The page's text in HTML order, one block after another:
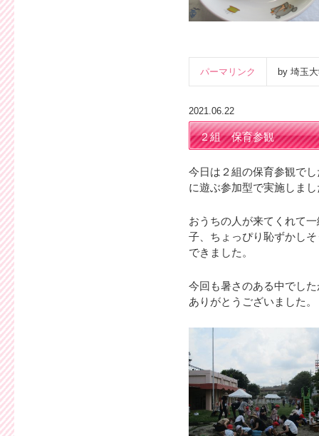
パーマリンク by 埼玉
2021.06.22
２組 保育参観
今日は２組の保育参観で
に遊ぶ参加型で実施しま
おうちの人が来てくれて
子、ちょっぴり恥ずかし
できました。
今回も暑さのある中でし
ありがとうございました。